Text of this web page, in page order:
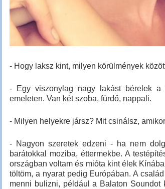
- Hogy laksz kint, milyen körülmények
- Egy viszonylag nagy lakást bérelek a
emeleten. Van két szoba, fürdő, nappali.
- Milyen helyekre jársz? Mit csinálsz,
- Nagyon szeretek edzeni - ha nem
barátokkal moziba, éttermekbe. A
országban voltam és mióta kint élek
töltöm, a nyarat pedig Európában. A
menni bulizni, például a Balaton